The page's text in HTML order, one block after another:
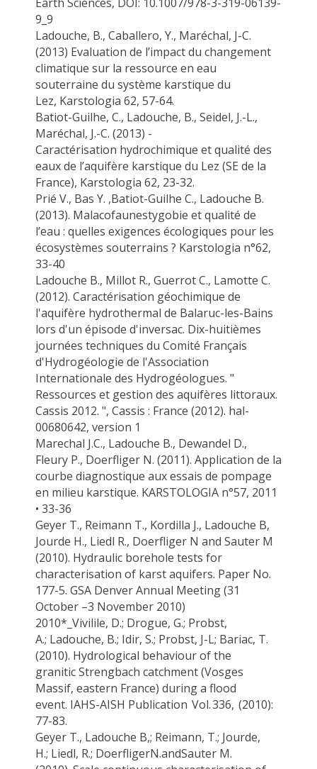
9_9
Ladouche, B., Caballero, Y., Maréchal, J-C.
(2013) Evaluation de l’impact du changement
climatique sur la ressource en eau
souterraine du système karstique du
Lez, Karstologia 62, 57-64.
Batiot-Guilhe, C., Ladouche, B., Seidel, J.-L.,
Maréchal, J.-C. (2013) -
Caractérisation hydrochimique et qualité des
eaux de l’aquifère karstique du Lez (SE de la
France), Karstologia 62, 23-32.
Prié V., Bas Y. ,Batiot-Guilhe C., Ladouche B.
(2013). Malacofaunestygobie et qualité de
l’eau : quelles exigences écologiques pour les
écosystèmes souterrains ? Karstologia n°62,
33-40
Ladouche B., Millot R., Guerrot C., Lamotte C.
(2012). Caractérisation géochimique de
l'aquifère hydrothermal de Balaruc-les-Bains
lors d'un épisode d'inversac. Dix-huitièmes
journées techniques du Comité Français
d'Hydrogéologie de l'Association
Internationale des Hydrogéologues. "
Ressources et gestion des aquifères littoraux.
Cassis 2012. ", Cassis : France (2012). hal-
00680642, version 1
Marechal J.C., Ladouche B., Dewandel D.,
Fleury P., Doerfliger N. (2011). Application de la
courbe diagnostique aux essais de pompage
en milieu karstique. KARSTOLOGIA n°57, 2011
• 33-36
Geyer T., Reimann T., Kordilla J., Ladouche B,
Jourde H., Liedl R., Doerfliger N and Sauter M
(2010). Hydraulic borehole tests for
characterisation of karst aquifers. Paper No.
177-5. GSA Denver Annual Meeting (31
October –3 November 2010)
2010*_ Vivilile, D.; Drogue, G.; Probst,
A.; Ladouche, B.; Idir, S.; Probst, J-L; Bariac, T.
(2010). Hydrological behaviourof the
graniticStrengbach catchment (Vosges
Massif, eastern France) during a flood
event. IAHS-AISH Publication Vol. 336, (2010):
77-83.
Geyer T., Ladouche B,; Reimann, T.; Jourde,
H.; Liedl, R.; DoerfligerN.andSauter M.